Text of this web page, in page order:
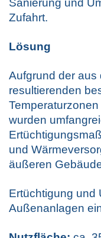
Zufahrt.
Lösung
Aufgrund der aus
resultierenden
wurden
und
äußeren
Ertüchtigung und
Außenanlagen